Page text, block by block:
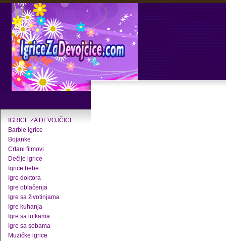
IGRICE ZA DEVOJČICE
Barbie igrice
Bojanke
Crtani filmovi
Dečije igrice
Igrice bebe
Igre doktora
Igre oblačenja
Igre sa životinjama
Igre kuhanja
Igre sa lutkama
Igre sa sobama
Muzičke igrice